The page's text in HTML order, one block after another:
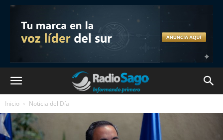
Inicio Noticia del Día